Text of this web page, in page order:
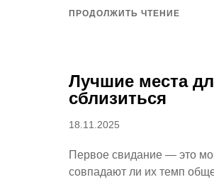
ПРОДОЛЖИТЬ ЧТЕНИЕ
Лучшие места
сблизиться
Опубликовано
18.11.2025
Первое свидание — это
совпадают ли их темп